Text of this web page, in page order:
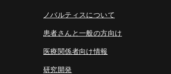
ノバルティスについて
患者さんと一般の方向け
医療関係者向け情報
研究開発